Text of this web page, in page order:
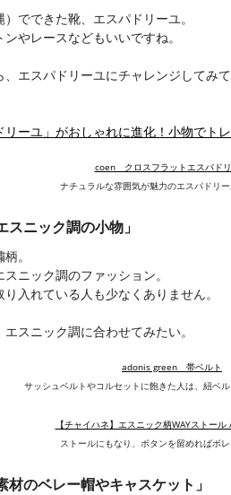
でできた靴、エスパドリーユ。
やレースなどもいいですね。
エスパドリーユにチャレンジしてみ
リーユ」がおしゃれに進化！小物でト
coen クロスフラットエスパド
ナチュラルな雰囲気が魅力のエスパドリ
ニック調の小物」
。
ニック調のファッション。
入れている人も少なくありません。
スニック調に合わせてみたい。
adonis green 帯ベルト
サッシュベルトやコルセットに飽きた人は、紐ベ
【チャイハネ】エスニック柄WAYストー
ストールにもなり、ボタンを留めればボ
のベレー帽やキャスケット」